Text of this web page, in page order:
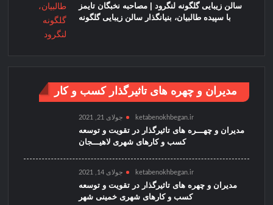
سالن زیبایی گلگونه لنگرود | مصاحبه نخبگان تایمز
با سپیده طالبیان، بنیانگذار سالن زیبایی گلگونه
مدیران و چهره های تاثیرگذار کسب و کار
ketabenokhbegan.ir جولای 21, 2021
مدیران و چهـــره های تاثیرگذار در تقویت و توسعه
کسب و کارهای شهری لاهیـــجان
ketabenokhbegan.ir جولای 14, 2021
مدیران و چهره های تاثیرگذار در تقویت و توسعه
کسب و کارهای شهری خمینی شهر